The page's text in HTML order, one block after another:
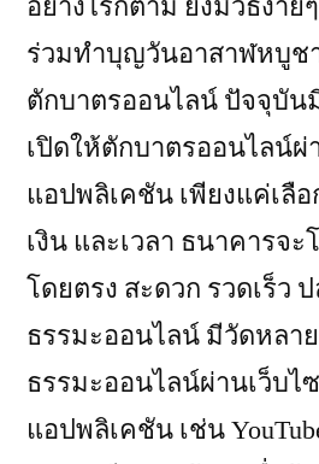
อย่างไรก็ตาม ยังมีวิธีง่า
ร่วมทำบุญวันอาสาฬหบูช
ตักบาตรออนไลน์ ปัจจุบัน
เปิดให้ตักบาตรออนไลน์ผ่
แอปพลิเคชัน เพียงแค่เลื
เงิน และเวลา ธนาคารจะ
โดยตรง สะดวก รวดเร็ว
ธรรมะออนไลน์ มีวัดหลา
ธรรมะออนไลน์ผ่านเว็บไ
แอปพลิเคชัน เช่น